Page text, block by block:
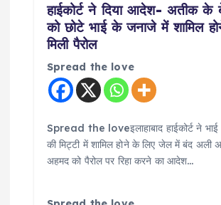
हाईकोर्ट ने दिया आदेश- अतीक के
को छोटे भाई के जनाजे में शामिल
मिली पैरोल
Spread the love
Spread the loveइलाहाबाद हाईकोर्ट ने
की मिट्टी में शामिल होने के लिए जेल में बंद अली
अहमद को पैरोल पर रिहा करने का आदेश…